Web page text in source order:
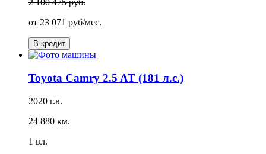
2 100 475 руб.
от 23 071 руб/мес.
В кредит
Toyota Camry 2.5 AT (181 л.с.)
2020 г.в.
24 880 км.
1 вл.